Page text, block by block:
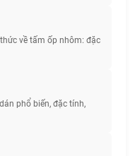
về tấm ốp nhôm: đặc
phổ biến, đặc tính,